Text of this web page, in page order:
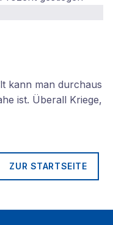
kann man durchaus
ist. Überall Kriege,
ZUR STARTSEITE